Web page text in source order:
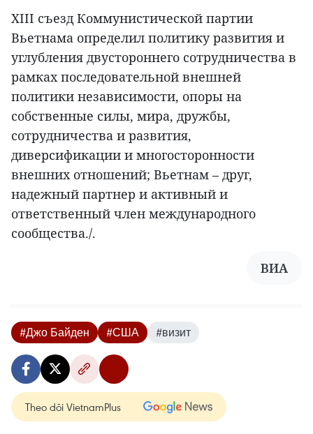
XIII съезд Коммунистической партии
Вьетнама определил политику развития и
углубления двустороннего сотрудничества в
рамках последовательной внешней
политики независимости, опоры на
собственные силы, мира, дружбы,
сотрудничества и развития,
диверсификации и многосторонности
внешних отношений; Вьетнам – друг,
надежный партнер и активный и
ответственный член международного
сообщества./.
ВИА
#Джо Байден #США #визит
Theo dõi VietnamPlus